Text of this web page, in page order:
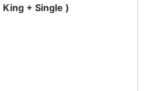
+ Single )